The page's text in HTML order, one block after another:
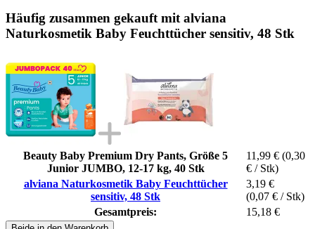
Häufig zusammen gekauft mit alviana
Naturkosmetik Baby Feuchttücher sensitiv, 48 Stk
Beauty Baby Premium Dry Pants, Größe 5
Junior JUMBO, 12-17 kg, 40 Stk
11,99 € (0,30
€ / Stk)
alviana Naturkosmetik Baby Feuchttücher
sensitiv, 48 Stk
3,19 €
(0,07 € / Stk)
Gesamtpreis:
15,18 €